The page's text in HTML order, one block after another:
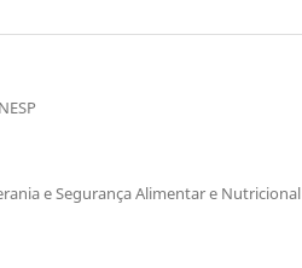
e Segurança Alimentar e Nutricional